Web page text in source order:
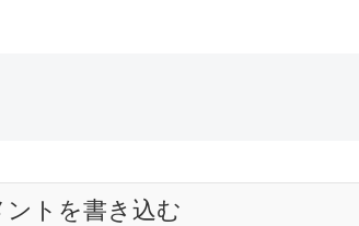
ントを書き込む